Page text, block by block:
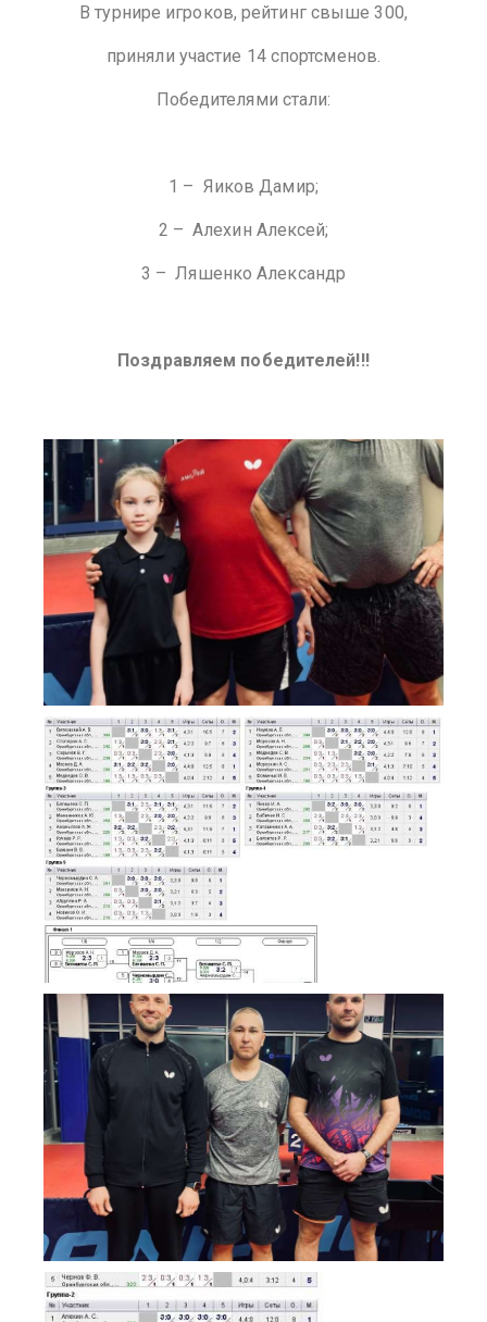
В турнире игроков, рейтинг свыше 300,
приняли участие 14 спортсменов.
Победителями стали:
1 – Яиков Дамир;
2 – Алехин Алексей;
3 – Ляшенко Александр
Поздравляем победителей!!!